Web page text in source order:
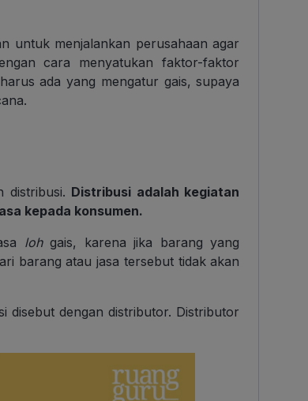
untuk menjalankan perusahaan agar
cara menyatukan faktor-faktor
ada yang mengatur gais, supaya
distribusi. Distribusi adalah kegiatan
kepada konsumen.
lohgais, karena jika barang yang
barang atau jasa tersebut tidak akan
disebut dengan distributor. Distributor